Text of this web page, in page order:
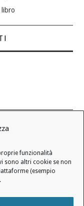
funzionalità
sono altri cookie se non
(esempio